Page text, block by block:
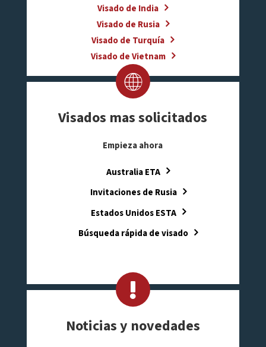
Visado de India
Visado de Rusia
Visado de Turquía
Visado de Vietnam
Visados mas solicitados
Empieza ahora
Australia ETA
Invitaciones de Rusia
Estados Unidos ESTA
Búsqueda rápida de visado
Noticias y novedades